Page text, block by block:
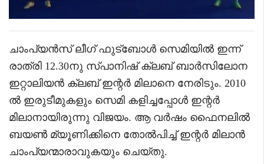
ചാംപ്യൻസ് ലീഗ് ഫുട്ബോൾ സെമിയിൽ ഇന്ന്
രാത്രി 12.30നു സ്പാനിഷ് ക്ലബ് ബാർസിലോന
ഇറ്റാലിയൻ ക്ലബ് ഇന്റർ മിലാനെ നേരിടും. 2010
ൽ ഇരുടീമുകളും സെമി കളിച്ചപ്പോൾ ഇന്റർ
മിലാനായിരുന്നു വിജയം. ആ വർഷം ഫൈനലിൽ
ബയൺ മ്യൂണിക്കിനെ തോൽപിച്ച് ഇന്റർ മിലാൻ
ചാംപ്യന്മാരാവുകയും ചെയ്തു.